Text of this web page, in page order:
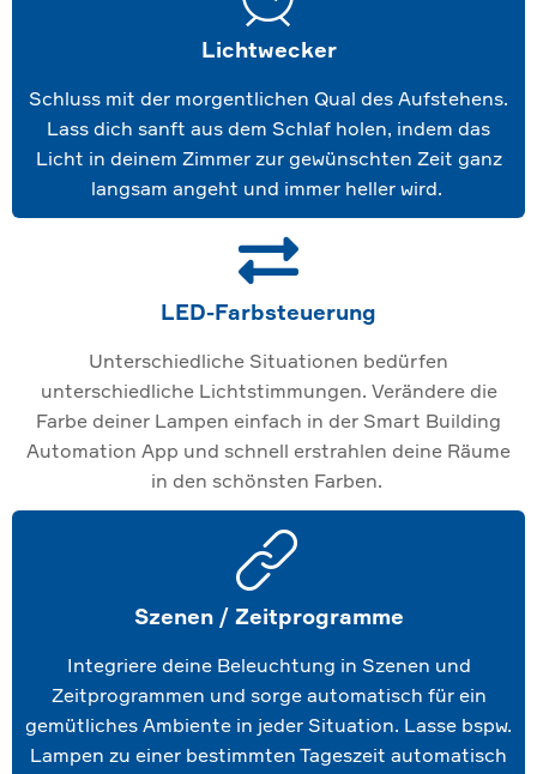
Lichtwecker
Schluss mit der morgentlichen Qual des Aufstehens.
Lass dich sanft aus dem Schlaf holen, indem das
Licht in deinem Zimmer zur gewünschten Zeit ganz
langsam angeht und immer heller wird.
LED-Farbsteuerung
Unterschiedliche Situationen bedürfen
unterschiedliche Lichtstimmungen. Verändere die
Farbe deiner Lampen einfach in der Smart Building
Automation App und schnell erstrahlen deine Räume
in den schönsten Farben.
Szenen / Zeitprogramme
Integriere deine Beleuchtung in Szenen und
Zeitprogrammen und sorge automatisch für ein
gemütliches Ambiente in jeder Situation. Lasse bspw.
Lampen zu einer bestimmten Tageszeit automatisch